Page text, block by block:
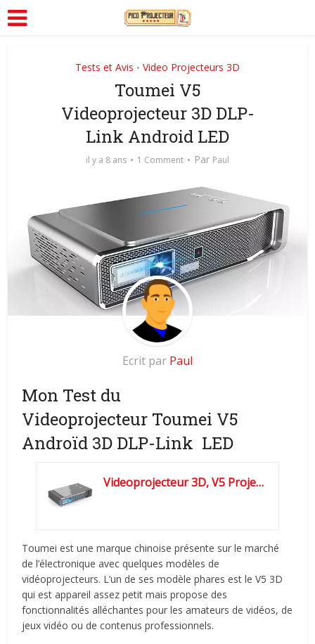
Tests et Avis • Video Projecteurs 3D
Toumei V5
Videoprojecteur 3D DLP-
Link Android LED
il y a 8 ans 1 Comment Par Paul
Ecrit par Paul
Mon Test du
Videoprojecteur Toumei V5
Androïd 3D DLP-Link LED
Videoprojecteur 3D, V5 Projecteur LED Full HD 3800 Lumens 1280x...
Toumei est une marque chinoise présente sur le marché
de l’électronique avec quelques modèles de
vidéoprojecteurs. L’un de ses modèle phares est le V5 3D
qui est appareil assez petit mais propose des
fonctionnalités alléchantes pour les amateurs de vidéos, de
jeux vidéo ou de contenus professionnels.